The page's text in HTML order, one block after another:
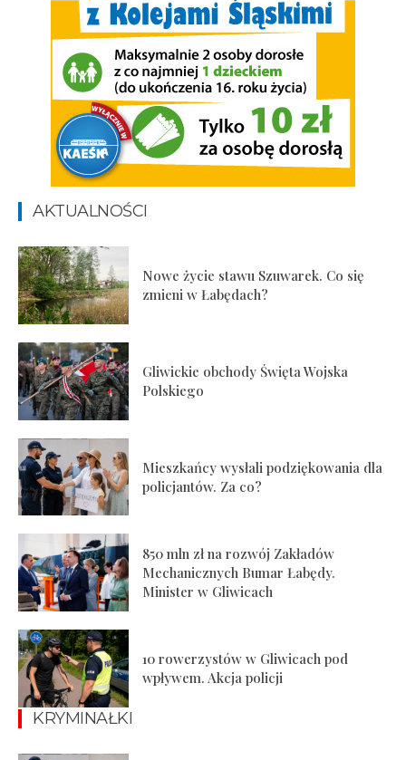
AKTUALNOŚCI
Nowe życie stawu Szuwarek. Co się
zmieni w Łabędach?
Gliwickie obchody Święta Wojska
Polskiego
Mieszkańcy wysłali podziękowania dla
policjantów. Za co?
850 mln zł na rozwój Zakładów
Mechanicznych Bumar Łabędy.
Minister w Gliwicach
10 rowerzystów w Gliwicach pod
wpływem. Akcja policji
KRYMINAŁKI